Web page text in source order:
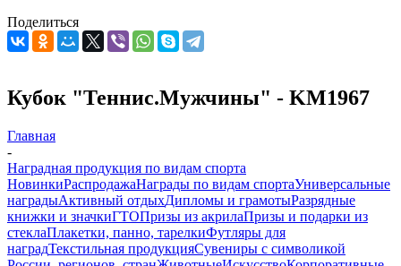
Поделиться
Кубок "Теннис.Мужчины" - KM1967
Главная
-
Наградная продукция по видам спорта
НовинкиРаспродажаНаграды по видам спортаУниверсальные
наградыАктивный отдыхДипломы и грамотыРазрядные
книжки и значкиГТОПризы из акрилаПризы и подарки из
стеклаПлакетки, панно, тарелкиФутляры для
наградТекстильная продукцияСувениры с символикой